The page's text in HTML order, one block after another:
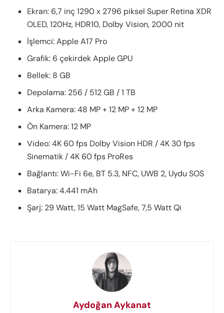
Ekran: 6,7 inç 1290 x 2796 piksel Super Retina XDR
OLED, 120Hz, HDR10, Dolby Vision, 2000 nit
İşlemci: Apple A17 Pro
Grafik: 6 çekirdek Apple GPU
Bellek: 8 GB
Depolama: 256 / 512 GB / 1 TB
Arka Kamera: 48 MP + 12 MP + 12 MP
Ön Kamera: 12 MP
Video: 4K 60 fps Dolby Vision HDR / 4K 30 fps
Sinematik / 4K 60 fps ProRes
Bağlantı: Wi-Fi 6e, BT 5.3, NFC, UWB 2, Uydu SOS
Batarya: 4.441 mAh
Şarj: 29 Watt, 15 Watt MagSafe, 7,5 Watt Qi
Aydoğan Aykanat